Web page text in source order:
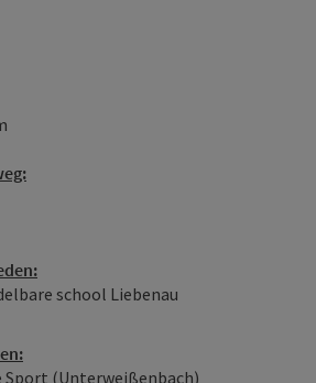
school Liebenau
Sport (Unterweißenbach)